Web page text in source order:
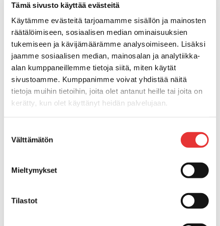
Tämä sivusto käyttää evästeitä
Käytämme evästeitä tarjoamamme sisällön ja mainosten
räätälöimiseen, sosiaalisen median ominaisuuksien
tukemiseen ja kävijämäärämme analysoimiseen. Lisäksi
jaamme sosiaalisen median, mainosalan ja analytiikka-
alan kumppaneillemme tietoja siitä, miten käytät
sivustoamme. Kumppanimme voivat yhdistää näitä
tietoja muihin tietoihin, joita olet antanut heille tai joita on
kerätty, kun olet käyttänyt heidän palvelujaan.
valinta
Välttämätön
Mieltymykset
Tilastot
Kädensija, metallia
Taavetit
Venetuolit ja -tuolinjalat
Liukukoneistot
Tuolinjalat
Tuolit
Venetuolit
Veneen kiinnitys
Pollarit
Knaapit
Venerenkaat ja silmukkapultit/-
Kansiruuvikkeiden varaosat